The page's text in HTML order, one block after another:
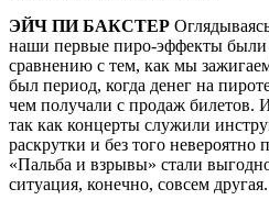
ЭЙЧ ПИ БАКСТЕР
наши первые пиро-эффекты были
сравнению с тем, как мы
был период, когда денег на
чем получали с продаж билетов.
так как концерты служили
раскрутки и без того невероятно
«Пальба и взрывы» стали
ситуация, конечно, совсем другая.